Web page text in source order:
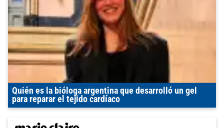
Quién es la bióloga argentina que desarrolló un gel
para reparar el tejido cardíaco